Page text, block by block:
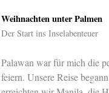
Weihnachten unter Palmen
Der Start ins Inselabenteuer
Palawan war für mich die
feiern. Unsere Reise